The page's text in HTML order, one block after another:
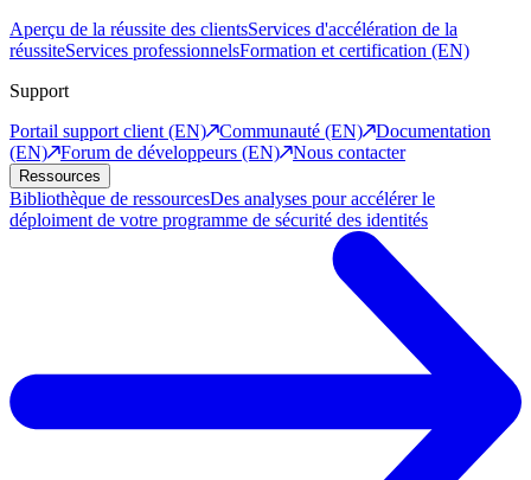
Aperçu de la réussite des clientsServices d'accélération de la
réussiteServices professionnelsFormation et certification (EN)
Support
Portail support client (EN)
Communauté (EN)
Documentation
(EN)
Forum de développeurs (EN) Nous contacter
Ressources
Bibliothèque de ressourcesDes analyses pour accélérer le
déploiment de votre programme de sécurité des identités